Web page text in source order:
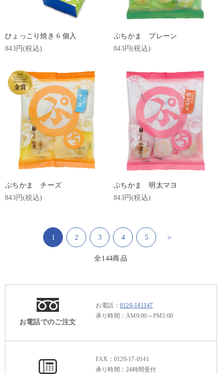
ひょっこり焼き 6 個入
843円(税込)
ぷちかま プレーン
843円(税込)
ぷちかま チーズ
843円(税込)
ぷちかま 明太マヨ
843円(税込)
1 2 3 4 5 ＞
全144商品
お電話でのご注文
お電話： 0120-141147
承り時間：AM9:00～PM5:00
FAX：0120-17-0141
承り時間：24時間受付